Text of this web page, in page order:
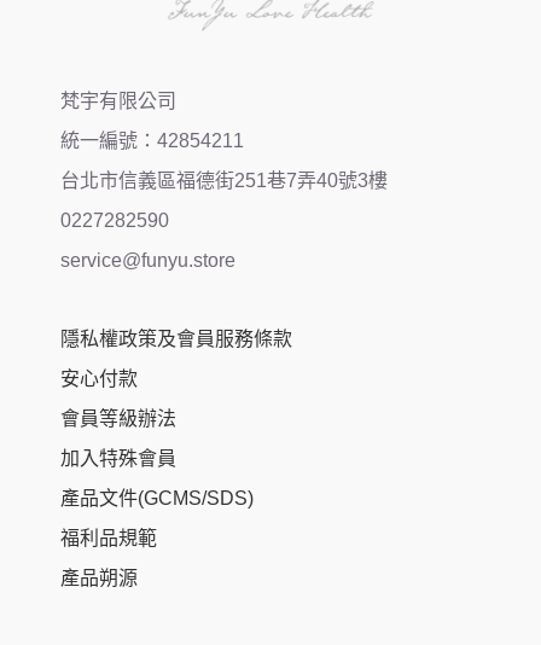
梵宇有限公司
統一編號：42854211
台北市信義區福德街251巷7弄40號3樓
0227282590
service@funyu.store
隱私權政策及會員服務條款
安心付款
會員等級辦法
加入特殊會員
產品文件(GCMS/SDS)
福利品規範
產品朔源